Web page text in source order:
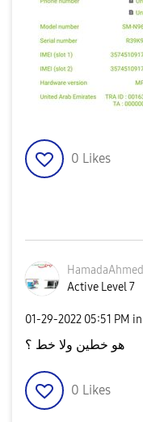
0 Likes
HamadaAhmed
Active Level 7
‎01-29-2022 05:51 PM in
هو خطين ولا خط ؟
0 Likes